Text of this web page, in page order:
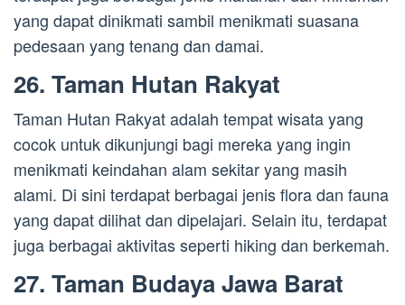
yang dapat dinikmati sambil menikmati suasana
pedesaan yang tenang dan damai.
26. Taman Hutan Rakyat
Taman Hutan Rakyat adalah tempat wisata yang
cocok untuk dikunjungi bagi mereka yang ingin
menikmati keindahan alam sekitar yang masih
alami. Di sini terdapat berbagai jenis flora dan fauna
yang dapat dilihat dan dipelajari. Selain itu, terdapat
juga berbagai aktivitas seperti hiking dan berkemah.
27. Taman Budaya Jawa Barat